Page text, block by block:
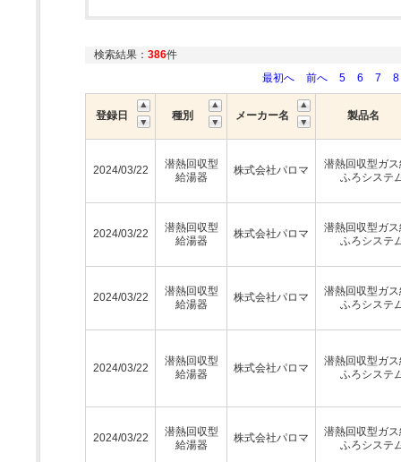
検索結果： 386件
最初へ
前へ 5 6 7 8
登録日 種別 メーカー名 製品名
2024/03/22
潜熱回収型
給湯器
株式会社パロマ
潜熱回収型ガ
ふろシステ
2024/03/22
潜熱回収型
給湯器
株式会社パロマ
潜熱回収型ガ
ふろシステ
2024/03/22
潜熱回収型
給湯器
株式会社パロマ
潜熱回収型ガ
ふろシステ
2024/03/22
潜熱回収型
給湯器
株式会社パロマ
潜熱回収型ガ
ふろシステ
2024/03/22
潜熱回収型
給湯器
株式会社パロマ
潜熱回収型ガ
ふろシステ